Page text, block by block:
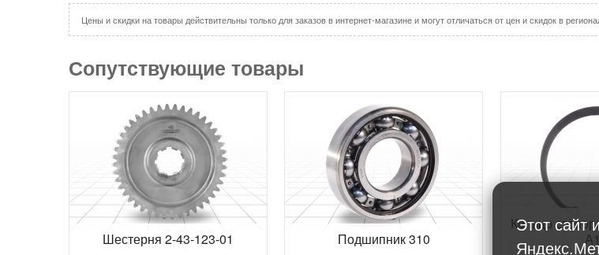
Цены и скидки на товары действительны только для заказов в интернет-магазине и могут отличаться от цен и скидок в
Сопутствующие товары
Шестерня 2-43-123-01
Подшипник 310
Кольцо
Этот сайт